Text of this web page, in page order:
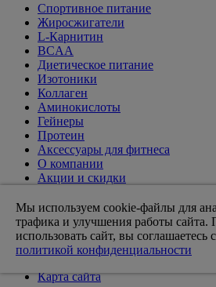
Спортивное питание
Жиросжигатели
L-Карнитин
BCAA
Диетическое питание
Изотоники
Коллаген
Аминокислоты
Гейнеры
Протеин
Аксессуары для фитнеса
О компании
Акции и скидки
Доставка и оплата
Оптовикам
Статьи
Возврат товара
Карта сайта
Мы используем cookie-файлы для
трафика и улучшения работы сайта.
использовать сайт, вы соглашаетесь
политикой конфиденциальности